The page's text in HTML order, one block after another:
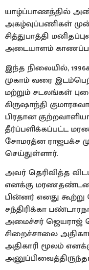
யாழ்ப்பாணத்தில்
அகழ்வுப்பணிகள்
சித்துபாத்தி
அடையாளம்
இந்த நிலையில்,
முகாம் வரை
மற்றும் சடலங்கள்
கிருஷாந்தி
பிரதான
தீர்ப்பளிக்கப்பட்ட
சோமரத்ன ராஜபக்ச
செய்துள்ளார்.
அவர் தெரிவித்த
எனக்கு
பின்னர் எனது
சந்திரிக்கா
அமைச்சர்
சிறைச்சாலை
அதிகாரி மூலம்